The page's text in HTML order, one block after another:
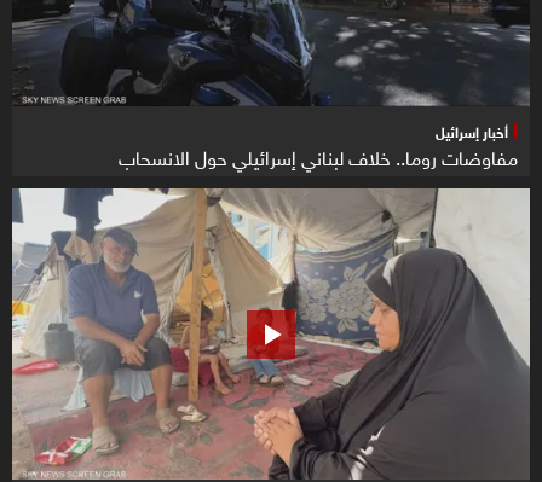
أخبار إسرائيل
مفاوضات روما.. خلاف لبناني إسرائيلي حول الانسحاب